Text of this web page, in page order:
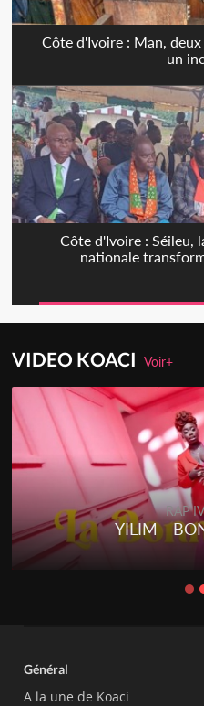
Côte d'Ivoire : Man,
un
Côte d'Ivoire : Séileu,
nationale
VIDEO KOACIVoir+
RAP
YILIM -
Général
A la une de Koaci